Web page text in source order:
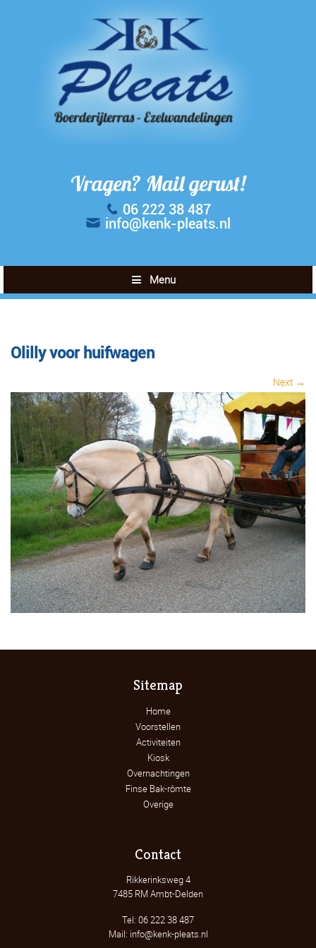
Vragen? Mail gerust!
06 222 38 487
info@kenk-pleats.nl
Menu
Olilly voor huifwagen
Image navigation Next →
Sitemap
Home
Voorstellen
Activiteiten
Kiosk
Overnachtingen
Finse Bak-rômte
Overige
Contact
Rikkerinksweg 4
7485 RM Ambt-Delden
Tel: 06 222 38 487
Mail: info@kenk-pleats.nl